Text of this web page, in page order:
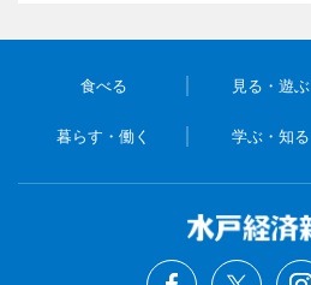
食べる 見る・遊ぶ
暮らす・働く 学ぶ・知る